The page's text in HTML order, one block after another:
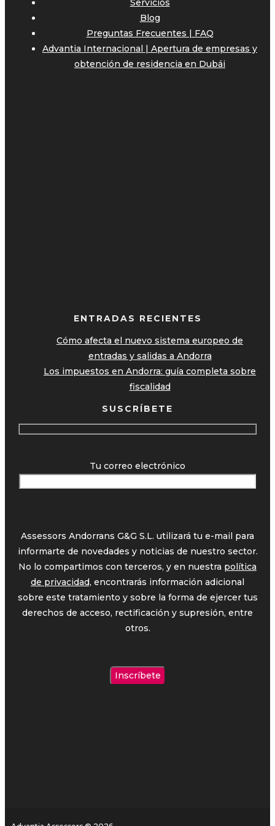
Servicios
Blog
Preguntas Frecuentes | FAQ
Advantia Internacional | Apertura de empresas y
obtención de residencia en Dubái
ENTRADAS RECIENTES
Cómo afecta el nuevo sistema europeo de
entradas y salidas a Andorra
Los impuestos en Andorra: guía completa sobre
fiscalidad
SUSCRÍBETE
Tu correo electrónico
Assessors Andorrans G&G S.L. utilizará tu e-mail para
informarte de novedades y noticias de nuestro sector.
No lo compartimos con terceros, y en nuestra política
de privacidad, encontrarás información adicional
sobre este tratamiento y sobre la forma de ejercer tus
derechos de acceso, rectificación y supresión, entre
otros.